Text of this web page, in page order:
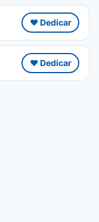
❤️ Dedicar
❤️ Dedicar